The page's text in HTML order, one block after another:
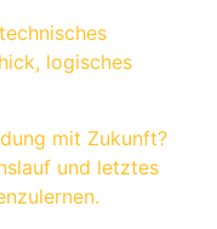
logisches
mit Zukunft?
und letztes